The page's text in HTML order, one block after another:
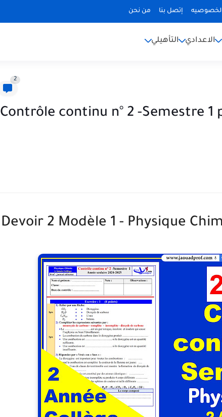
إتصل بنا من نحن
الاعدادي التأهيلي
2
Contrôle continu n° 2 -Semestre 1
Devoir 2 Modèle 1 - Physique